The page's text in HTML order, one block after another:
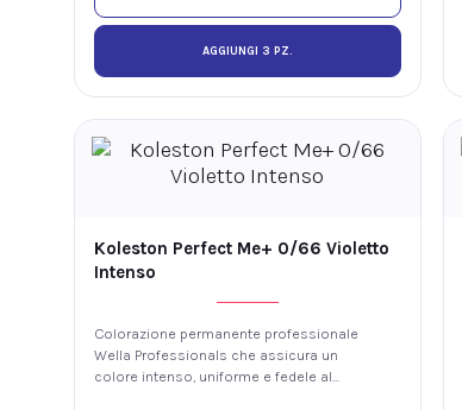
AGGIUNGI 3 PZ.
Koleston Perfect Me+ 0/66 Violetto
Intenso
Colorazione permanente professionale
Wella Professionals che assicura un
colore intenso, uniforme e fedele al